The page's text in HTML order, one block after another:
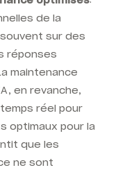
de la
sur des
réponses
maintenance
en revanche,
réel pour
optimaux pour la
que les
ne sont